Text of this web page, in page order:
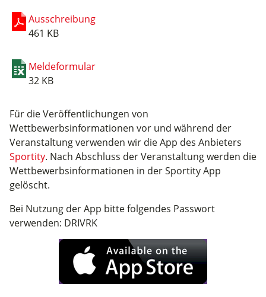
Ausschreibung
461 KB
Meldeformular
32 KB
Für die Veröffentlichungen von
Wettbewerbsinformationen vor und während der
Veranstaltung verwenden wir die App des Anbieters
Sportity. Nach Abschluss der Veranstaltung werden die
Wettbewerbsinformationen in der Sportity App
gelöscht.
Bei Nutzung der App bitte folgendes Passwort
verwenden: DRIVRK